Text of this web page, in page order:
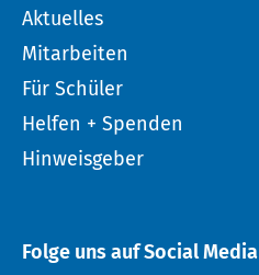
Aktuelles
Mitarbeiten
Für Schüler
Helfen + Spenden
Hinweisgeber
Folge uns auf Social Media